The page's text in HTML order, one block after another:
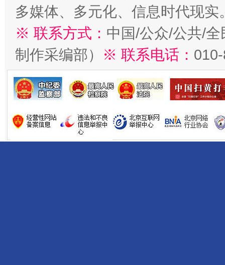
揭开“小金库”的免责幌子
多媒体、多元化、信息时代现实
※ 联系方式： 中国/公众/公共/
制作采编部）
※ 联系电话：